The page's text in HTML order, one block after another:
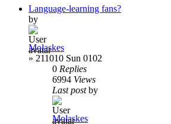
Language-learning fans?
by
Molaskes
» 211010 Sun 0102
0 Replies
6994 Views
Last postby
Molaskes